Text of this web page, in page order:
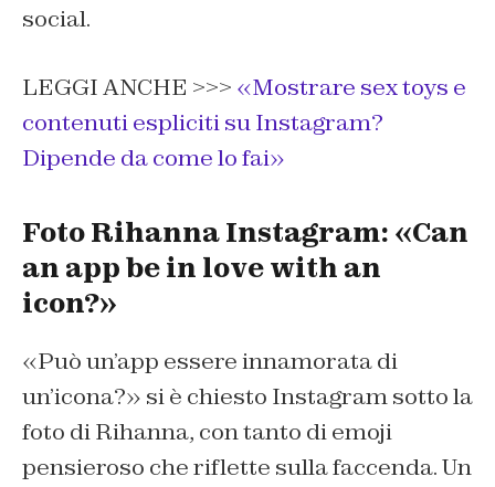
social.
LEGGI ANCHE >>> «Mostrare sex toys e
contenuti espliciti su Instagram?
Dipende da come lo fai»
Foto Rihanna Instagram: «Can
an app be in love with an
icon?»
«Può un’app essere innamorata di
un’icona?» si è chiesto Instagram sotto la
foto di Rihanna, con tanto di emoji
pensieroso che riflette sulla faccenda. Un